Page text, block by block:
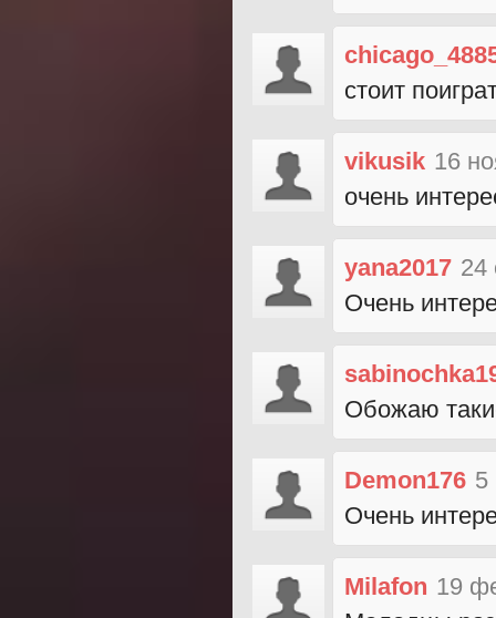
стоит
vikusik 16
очень
yana2017 24
Очень
Обожаю
Demon176 5
Очень
Milafon 19